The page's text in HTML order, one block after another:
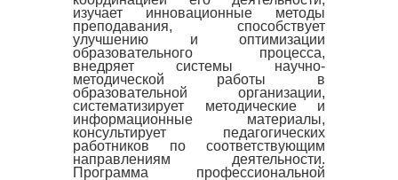
изучает инновационные методы
преподавания, способствует
улучшению и оптимизации
образовательного процесса,
внедряет системы научно-
методической работы в
образовательной организации,
систематизирует методические и
информационные материалы,
консультирует педагогических
работников по соответствующим
направлениям деятельности.
Программа профессиональной